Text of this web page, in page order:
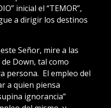
inicial el “TEMOR”,
a dirigir los destinos
Señor, mire a las
Down, tal como
persona. El empleo del
a quien piensa
ignorancia”